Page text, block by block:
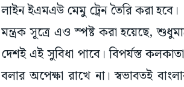
লাইন ইএমএউ মেমু ট্রেন তৈরি করা হবে।
মন্ত্রক সূত্রে এও স্পষ্ট করা হয়েছে,
দেশই এই সুবিধা পাবে। বিপর্যস্ত
বলার অপেক্ষা রাখে না। স্বভাবতই